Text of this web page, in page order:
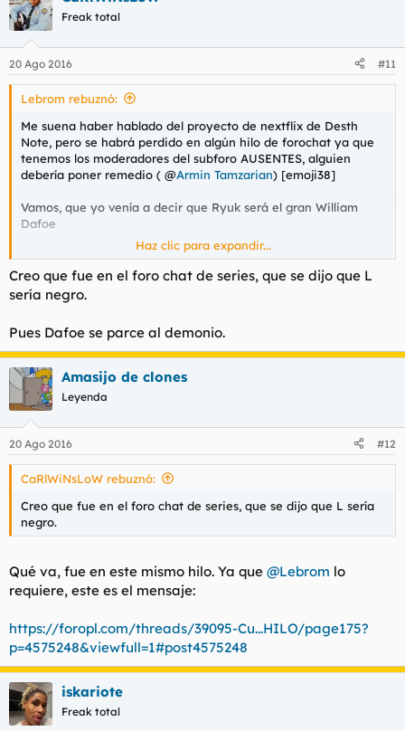
Freak total
20 Ago 2016 #11
Lebrom rebuznó:
Me suena haber hablado del proyecto de nextflix de Desth
Note, pero se habrá perdido en algún hilo de forochat ya que
tenemos los moderadores del subforo AUSENTES, alguien
debería poner remedio ( @Armin Tamzarian) [emoji38]
Vamos, que yo venía a decir que Ryuk será el gran William
Dafoe
Haz clic para expandir...
Creo que fue en el foro chat de series, que se dijo que L
sería negro.
Pues Dafoe se parce al demonio.
Amasijo de clones
Leyenda
20 Ago 2016 #12
CaRlWiNsLoW rebuznó:
Creo que fue en el foro chat de series, que se dijo que L sería
negro.
Qué va, fue en este mismo hilo. Ya que @Lebrom lo
requiere, este es el mensaje:
https://foropl.com/threads/39095-Cu...HILO/page175?
p=4575248&viewfull=1#post4575248
iskariote
Freak total